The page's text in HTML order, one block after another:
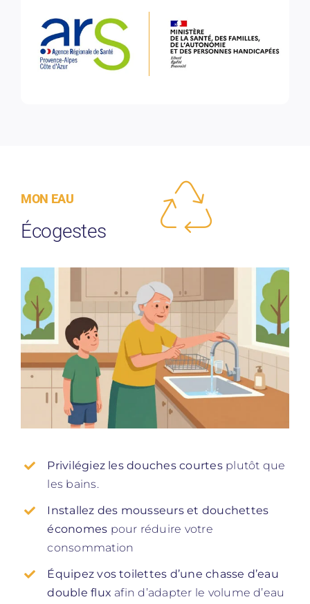
MON EAU
Écogestes
Privilégiez les douches courtesplutôt que
les bains.
Installez des mousseurs et douchettes
économes pour réduire votre
consommation
Équipez vos toilettes d’une chasse d’eau
double flux afin d’adapter le volume d’eau